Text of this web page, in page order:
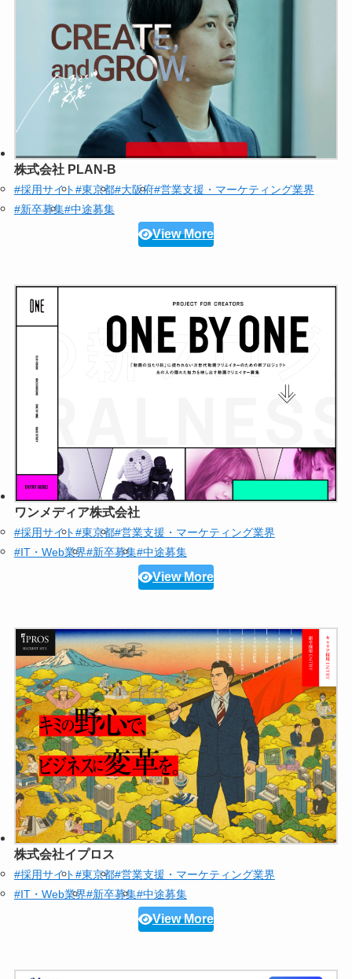
株式会社 PLAN-B
#採用サイト#東京都#大阪府#営業支援・マーケティング業界
#新卒募集#中途募集
View More
ワンメディア株式会社
#採用サイト#東京都#営業支援・マーケティング業界
#IT・Web業界#新卒募集#中途募集
View More
株式会社イプロス
#採用サイト#東京都#営業支援・マーケティング業界
#IT・Web業界#新卒募集#中途募集
View More